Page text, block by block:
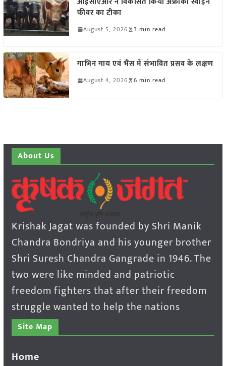
फीवर का टीका
August 5, 2026 3 min read
गाभिन गाय एवं भैंस में संभावित प्रसव के लक्षण
August 4, 2026 6 min read
About Us
Krishak Jagat was founded by Shri Manik
Chandra Bondriya and his younger brother
Shri Suresh Chandra Gangrade in 1946. The
two were like minded and patriotic
freedom fighters that after their freedom
struggle wanted to help the nations
Site Map
Home